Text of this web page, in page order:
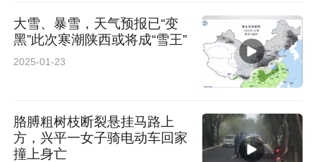
大雪、暴雪，天气预报已“变
黑”此次寒潮陕西或将成“雪王”
2025-01-23
胳膊粗树枝断裂悬挂马路上
方，兴平一女子骑电动车回家
撞上身亡